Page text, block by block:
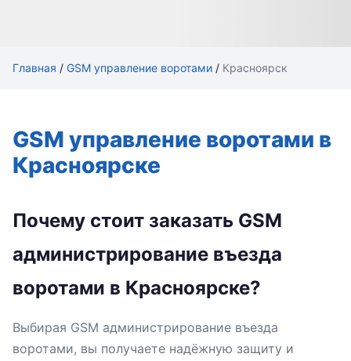
Главная / GSM управление воротами / Красноярск
GSM управление воротами в
Красноярске
Почему стоит заказать GSM
администрирование въезда
воротами в Красноярске?
Выбирая GSM администрирование въезда
воротами, вы получаете надёжную защиту и